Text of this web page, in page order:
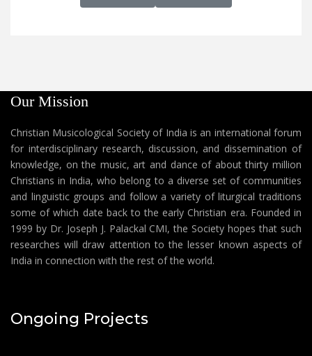
Our Mission
Christian Musicological Society of India is an international forum
for interdisciplinary research, discussion, and dissemination of
knowledge, on the music, art and dance of about thirty million
Christians in India, who belong to a diverse set of communities
and linguistic groups and follow a variety of liturgical traditions
some of which date back to the early Christian era. Founded in
1999 by Dr. Joseph J. Palackal CMI, the Society hopes that such
researches will draw attention to the lesser known aspects of
India in connection with the rest of the world.
Ongoing Projects